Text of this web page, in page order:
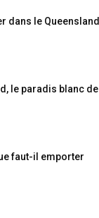
dans le Queensland
le paradis blanc de
faut-il emporter